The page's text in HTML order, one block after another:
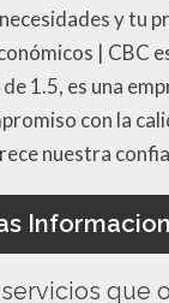
y tu
| CBC
1.5, es una
con la
nuestra
Informacion
que